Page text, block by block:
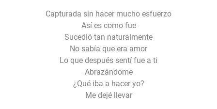
Capturada sin hacer mucho esfuerzo
Así es como fue
Sucedió tan naturalmente
No sabía que era amor
Lo que después sentí fue a ti
Abrazándome
¿Qué iba a hacer yo?
Me dejé llevar